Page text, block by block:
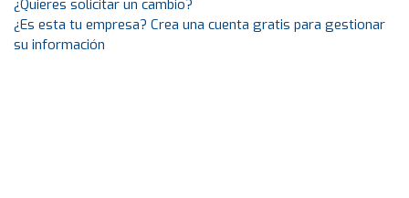
¿Quieres solicitar un cambio?
¿Es esta tu empresa? Crea una cuenta gratis para gestionar
su información